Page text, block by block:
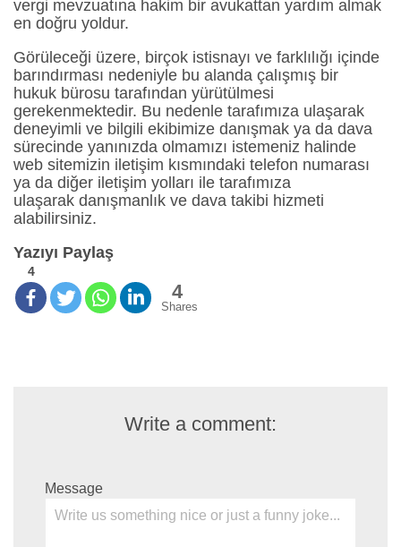
vergi mevzuatına hakim bir avukattan yardım almak
en doğru yoldur.
Görüleceği üzere, birçok istisnayı ve farklılığı içinde
barındırması nedeniyle bu alanda çalışmış bir
hukuk bürosu tarafından yürütülmesi
gerekenmektedir. Bu nedenle tarafımıza ulaşarak
deneyimli ve bilgili ekibimize danışmak ya da dava
sürecinde yanınızda olmamızı istemeniz halinde
web sitemizin iletişim kısmındaki telefon numarası
ya da diğer iletişim yolları ile tarafımıza
ulaşarak danışmanlık ve dava takibi hizmeti
alabilirsiniz.
Yazıyı Paylaş
4
4
Shares
Write a comment:
Message